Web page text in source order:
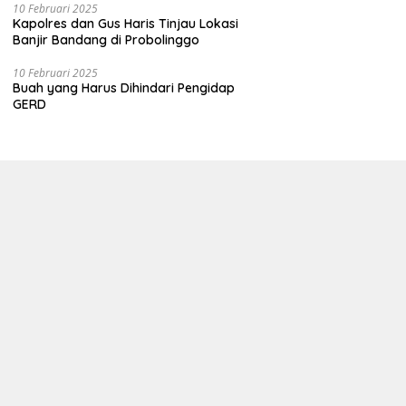
10 Februari 2025
Kapolres dan Gus Haris Tinjau Lokasi
Banjir Bandang di Probolinggo
10 Februari 2025
Buah yang Harus Dihindari Pengidap
GERD